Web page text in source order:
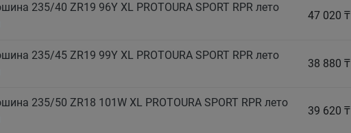
235/40 ZR19 96Y XL PROTOURA SPORT RPR лето
47 020 ₸
235/45 ZR19 99Y XL PROTOURA SPORT RPR лето
38 880 ₸
235/50 ZR18 101W XL PROTOURA SPORT RPR лето
39 620 ₸